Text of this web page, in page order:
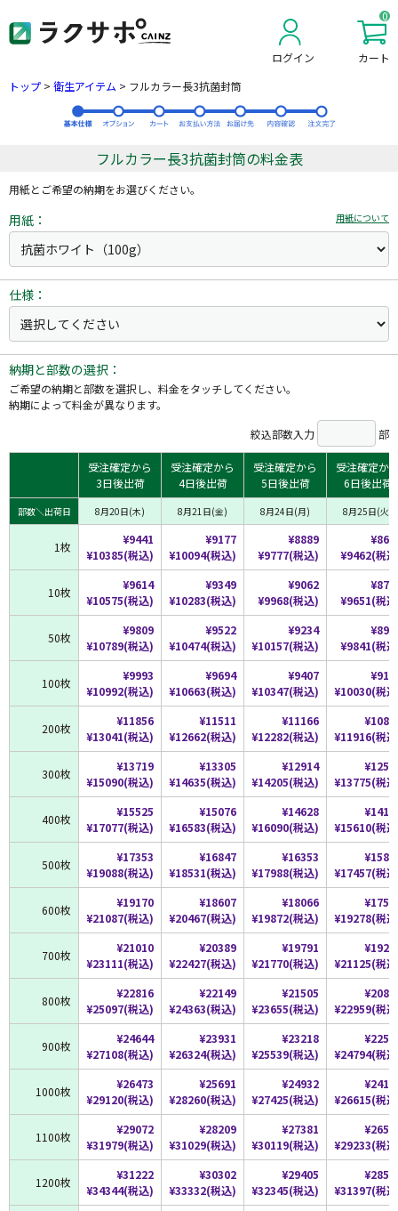
ログイン
0
カート
トップ > 衛生アイテム > フルカラー長3抗菌封筒
フルカラー長3抗菌封筒の料金表
用紙とご希望の納期をお選びください。
用紙： 用紙について
仕様：
納期と部数の選択：
ご希望の納期と部数を選択し、料金をタッチしてください。
納期によって料金が異なります。
絞込部数入力
部
受注確定から
3日後出荷
受注確定から
4日後出荷
受注確定から
5日後出荷
受注確定か
6日後出荷
部数＼出荷日 8月20日(木) 8月21日(金) 8月24日(月) 8月25日(火)
1枚
¥9441
¥10385(税込)
¥9177
¥10094(税込)
¥8889
¥9777(税込)
¥9462(税
10枚
¥9614
¥10575(税込)
¥9349
¥10283(税込)
¥9062
¥9968(税込)
¥9651(税
50枚
¥9809
¥10789(税込)
¥9522
¥10474(税込)
¥9234
¥10157(税込)
¥9841(税
100枚
¥9993
¥10992(税込)
¥9694
¥10663(税込)
¥9407
¥10347(税込)
¥10030(税
200枚
¥11856
¥13041(税込)
¥11511
¥12662(税込)
¥11166
¥12282(税込)
¥11916(税
300枚
¥13719
¥15090(税込)
¥13305
¥14635(税込)
¥12914
¥14205(税込)
¥13775(税
400枚
¥15525
¥17077(税込)
¥15076
¥16583(税込)
¥14628
¥16090(税込)
¥15610(税
500枚
¥17353
¥19088(税込)
¥16847
¥18531(税込)
¥16353
¥17988(税込)
¥17457(税
600枚
¥19170
¥21087(税込)
¥18607
¥20467(税込)
¥18066
¥19872(税込)
¥19278(税
700枚
¥21010
¥23111(税込)
¥20389
¥22427(税込)
¥19791
¥21770(税込)
¥21125(税
800枚
¥22816
¥25097(税込)
¥22149
¥24363(税込)
¥21505
¥23655(税込)
¥22959(税
900枚
¥24644
¥27108(税込)
¥23931
¥26324(税込)
¥23218
¥25539(税込)
¥24794(税
1000枚
¥26473
¥29120(税込)
¥25691
¥28260(税込)
¥24932
¥27425(税込)
¥26615(税
1100枚
¥29072
¥31979(税込)
¥28209
¥31029(税込)
¥27381
¥30119(税込)
¥29233(税
1200枚
¥31222
¥34344(税込)
¥30302
¥33332(税込)
¥29405
¥32345(税込)
¥31397(税